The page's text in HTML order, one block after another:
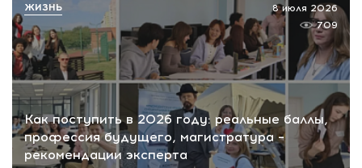
Как поступить в 2026 году: реальные баллы,
профессия будущего, магистратура –
рекомендации эксперта
8 июля 2026
709
ЖИЗНЬ